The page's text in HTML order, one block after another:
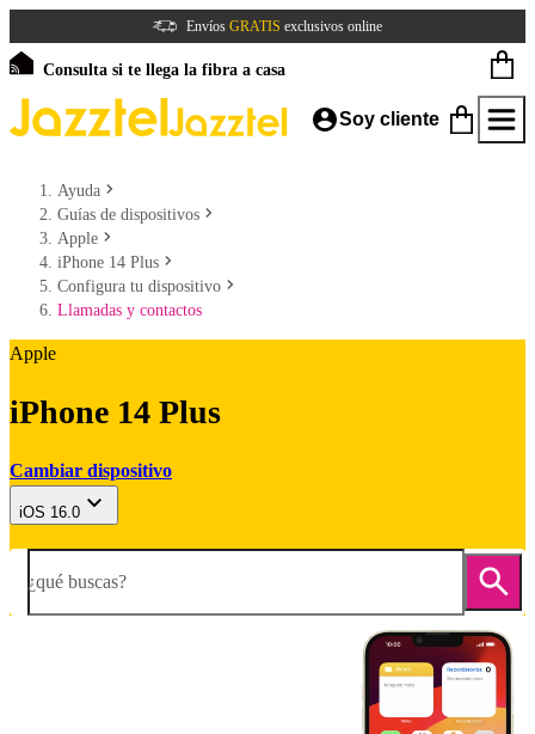
Envíos GRATIS exclusivos online
Consulta si te llega la fibra a casa
Soy cliente
Ayuda
Guías de dispositivos
Apple
iPhone 14 Plus
Configura tu dispositivo
Llamadas y contactos
Apple
iPhone 14 Plus
Cambiar dispositivo
iOS 16.0
¿qué buscas?